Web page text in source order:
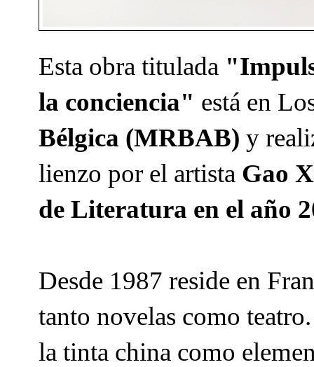
Esta obra titulada
la conciencia" está en
Bélgica (MRBAB) y
lienzo por el artista Gao
de Literatura en el año
Desde 1987 reside en
tanto novelas como
la tinta china como